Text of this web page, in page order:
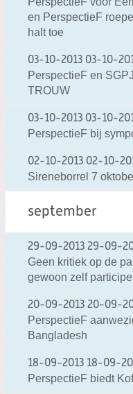
en PerspectieF
halt toe
03-10-2013 03-10-
PerspectieF en
TROUW
03-10-2013 03-10-
PerspectieF bij
02-10-2013 02-10-
Sireneborrel 7
september
29-09-2013 29-09-
Geen kritiek op de
gewoon zelf
20-09-2013 20-09-
PerspectieF
Bangladesh
18-09-2013 18-09-
PerspectieF biedt